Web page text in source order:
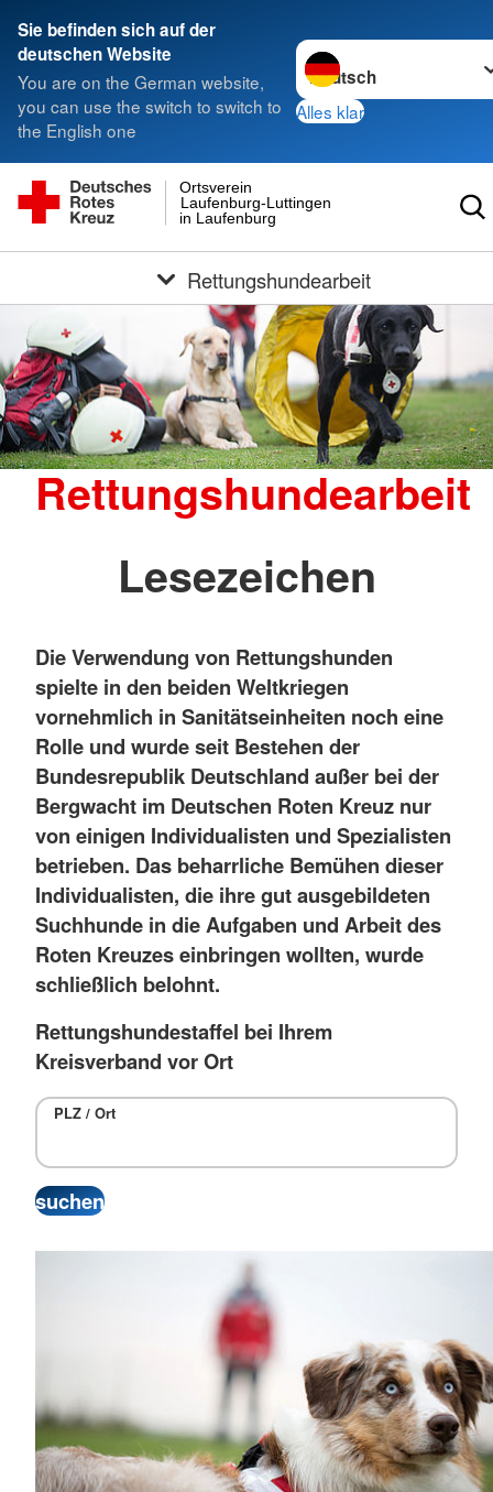
Sie befinden sich auf der
deutschen Website
You are on the German website,
you can use the switch to switch to
the English one
Sprache wechseln zu
Alles klar
in Laufenburg
Laufenburg-Luttingen
Ortsverein
Rettungshundearbeit
Rettungshundearbeit
Lesezeichen
Die Verwendung von Rettungshunden
spielte in den beiden Weltkriegen
vornehmlich in Sanitätseinheiten noch eine
Rolle und wurde seit Bestehen der
Bundesrepublik Deutschland außer bei der
Bergwacht im Deutschen Roten Kreuz nur
von einigen Individualisten und Spezialisten
betrieben. Das beharrliche Bemühen dieser
Individualisten, die ihre gut ausgebildeten
Suchhunde in die Aufgaben und Arbeit des
Roten Kreuzes einbringen wollten, wurde
schließlich belohnt.
Rettungshundestaffel bei Ihrem
Kreisverband vor Ort
PLZ / Ort